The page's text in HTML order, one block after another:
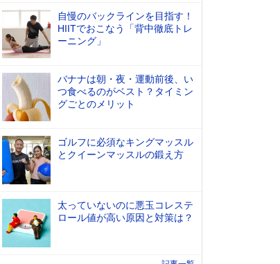
自慢のバックラインを目指す！
HIITでおこなう「背中徹底トレ
ーニング」
バナナは朝・夜・運動前後、い
つ食べるのがベスト？タイミン
グごとのメリット
ゴルフに必須なキングマッスル
とクイーンマッスルの鍛え方
太っていないのに悪玉コレステ
ロール値が高い原因と対策は？